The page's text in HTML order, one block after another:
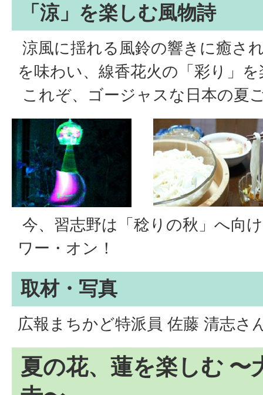
「涼」を楽しむ風物詩
涼風に揺れる風鈴の響きに癒さ
を味わい、線香花火の「彩り」
これぞ、ゴージャスな日本の夏
今、習志野は「稔りの秋」へ向
ワー・オン！
取材・写真
広報まちかど特派員 佐藤 清志さ
夏の花、蓮を楽しむ 〜